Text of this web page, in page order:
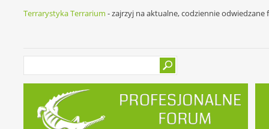
Terrarystyka Terrarium - zajrzyj na aktualne, codziennie